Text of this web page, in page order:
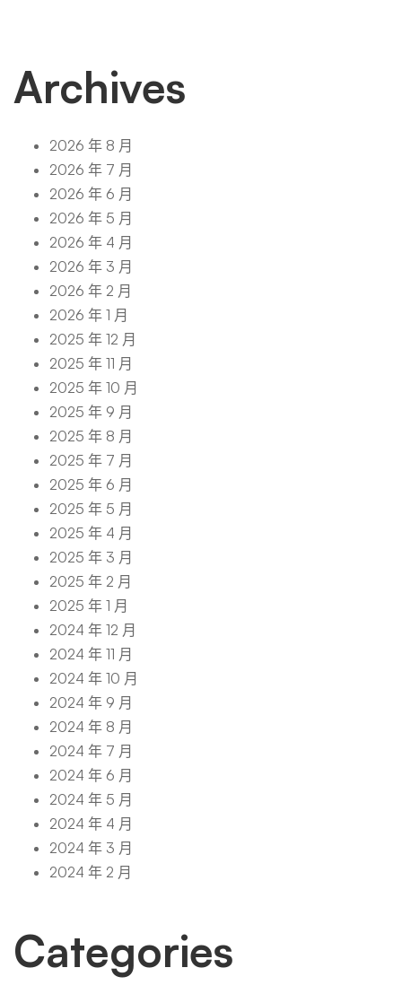
Archives
2026 年 8 月
2026 年 7 月
2026 年 6 月
2026 年 5 月
2026 年 4 月
2026 年 3 月
2026 年 2 月
2026 年 1 月
2025 年 12 月
2025 年 11 月
2025 年 10 月
2025 年 9 月
2025 年 8 月
2025 年 7 月
2025 年 6 月
2025 年 5 月
2025 年 4 月
2025 年 3 月
2025 年 2 月
2025 年 1 月
2024 年 12 月
2024 年 11 月
2024 年 10 月
2024 年 9 月
2024 年 8 月
2024 年 7 月
2024 年 6 月
2024 年 5 月
2024 年 4 月
2024 年 3 月
2024 年 2 月
Categories